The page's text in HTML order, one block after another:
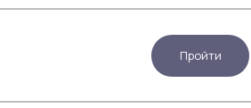
Пройти